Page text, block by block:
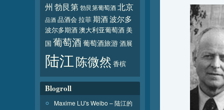
州 勃艮第勃艮第葡萄酒北京
品酒品酒会 拉菲期酒波尔多
波尔多期酒澳大利亚葡萄酒美
国 葡萄酒葡萄酒旅游酒展
陆江陈微然 香槟
Blogroll
Maxime LU's Weibo – 陆江的